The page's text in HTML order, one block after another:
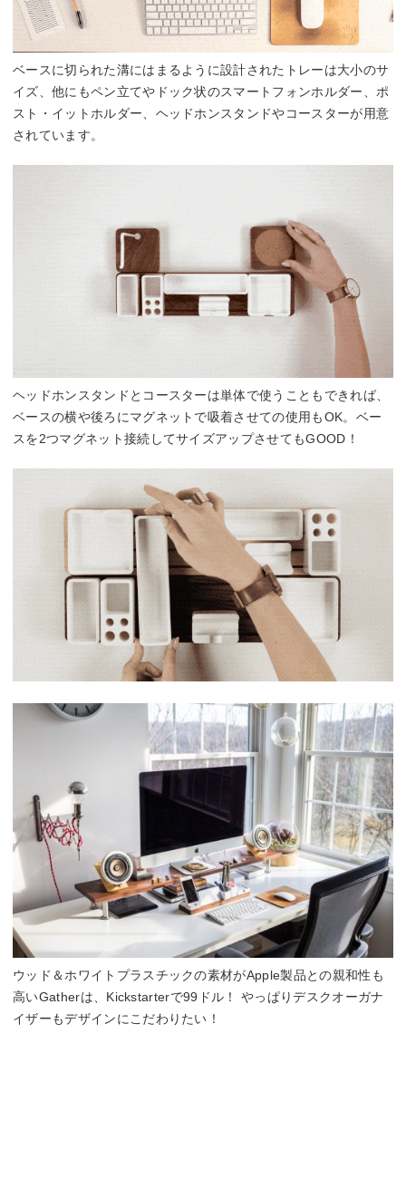
ベースに切られた溝にはまるように設計されたトレーは大小のサ
イズ、他にもペン立てやドック状のスマートフォンホルダー、ポ
スト・イットホルダー、ヘッドホンスタンドやコースターが用意
されています。
ヘッドホンスタンドとコースターは単体で使うこともできれば、
ベースの横や後ろにマグネットで吸着させての使用もOK。ベー
スを2つマグネット接続してサイズアップさせてもGOOD！
ウッド＆ホワイトプラスチックの素材がApple製品との親和性も
高いGatherは、Kickstarterで99ドル！ やっぱりデスクオーガナ
イザーもデザインにこだわりたい！